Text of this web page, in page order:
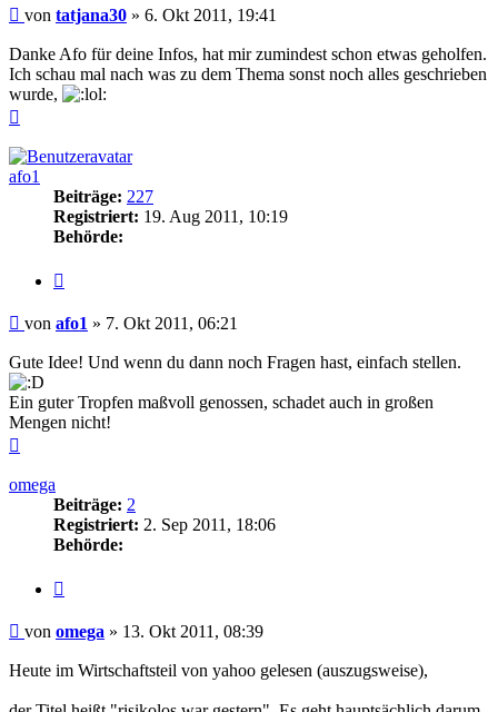
Beitrag
von tatjana30 » 6. Okt 2011, 19:41
Danke Afo für deine Infos, hat mir zumindest schon etwas geholfen.
Ich schau mal nach was zu dem Thema sonst noch alles geschrieben
wurde,
afo1
Beiträge: 227
Registriert: 19. Aug 2011, 10:19
Behörde:
Beitrag
von afo1 » 7. Okt 2011, 06:21
Gute Idee! Und wenn du dann noch Fragen hast, einfach stellen.
Ein guter Tropfen maßvoll genossen, schadet auch in großen
Mengen nicht!
omega
Beiträge: 2
Registriert: 2. Sep 2011, 18:06
Behörde:
Beitrag
von omega » 13. Okt 2011, 08:39
Heute im Wirtschaftsteil von yahoo gelesen (auszugsweise),